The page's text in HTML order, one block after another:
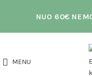
NUO 60€
MENU